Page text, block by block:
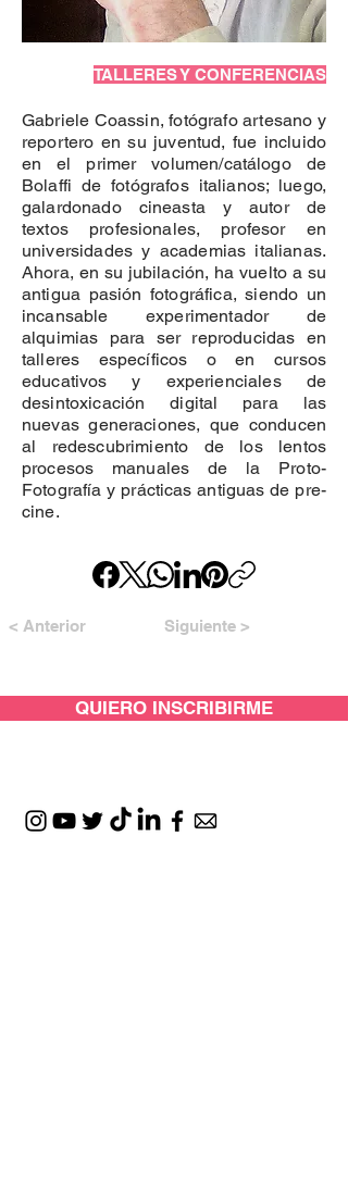
TALLERES Y CONFERENCIAS
Gabriele Coassin, fotógrafo artesano y
reportero en su juventud, fue incluido
en el primer volumen/catálogo de
Bolaffi de fotógrafos italianos; luego,
galardonado cineasta y autor de
textos profesionales, profesor en
universidades y academias italianas.
Ahora, en su jubilación, ha vuelto a su
antigua pasión fotográfica, siendo un
incansable experimentador de
alquimias para ser reproducidas en
talleres específicos o en cursos
educativos y experienciales de
desintoxicación digital para las
nuevas generaciones, que conducen
al redescubrimiento de los lentos
procesos manuales de la Proto-
Fotografía y prácticas antiguas de pre-
cine.
< Anterior Siguiente >
QUIERO INSCRIBIRME